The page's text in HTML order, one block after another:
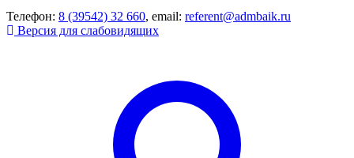
Телефон: 8 (39542) 32 660, email: referent@admbaik.ru
Версия для слабовидящих